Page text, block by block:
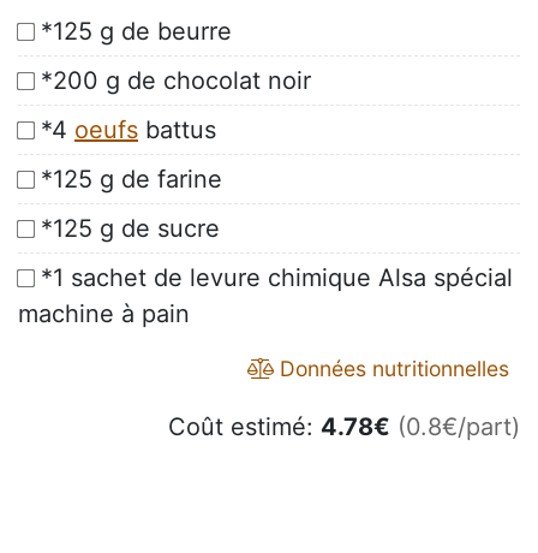
*125 g de beurre
*200 g de chocolat noir
*4 oeufs battus
*125 g de farine
*125 g de sucre
*1 sachet de levure chimique Alsa spécial
machine à pain
Données nutritionnelles
Coût estimé: 4.78€ (0.8€/part)